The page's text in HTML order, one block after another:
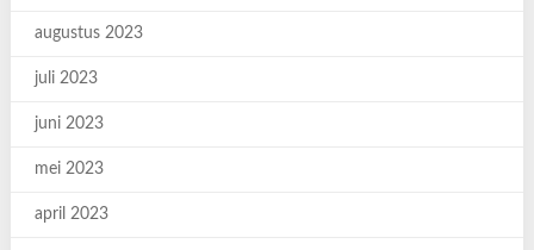
augustus 2023
juli 2023
juni 2023
mei 2023
april 2023